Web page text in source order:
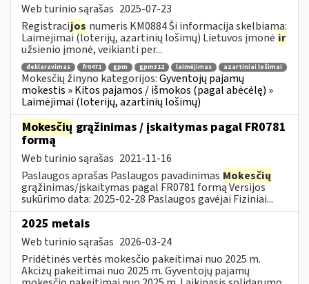
Web turinio sąrašas 2025-07-23
Registracijos numeris KM0884 Ši informacija skelbiama:
Laimėjimai (loterijų, azartinių lošimų) Lietuvos įmonė ir
užsienio įmonė, veikianti per...
deklaravimas fr0471 gpm gpm312 laimėjimas azartiniai lošimai
Mokesčių žinyno kategorijos:Gyventojų pajamų
mokestis » Kitos pajamos / išmokos (pagal abėcėlę) »
Laimėjimai (loterijų, azartinių lošimų)
Mokesčių grąžinimas / įskaitymas pagal FR0781
formą
Web turinio sąrašas 2021-11-16
Paslaugos aprašas Paslaugos pavadinimas Mokesčių
grąžinimas/įskaitymas pagal FR0781 formą Versijos
sukūrimo data: 2025-02-28 Paslaugos gavėjai Fiziniai...
2025 metais
Web turinio sąrašas 2026-03-24
Pridėtinės vertės mokesčio pakeitimai nuo 2025 m.
Akcizų pakeitimai nuo 2025 m. Gyventojų pajamų